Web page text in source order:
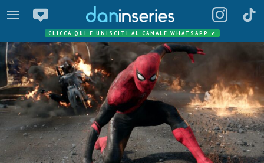
CLICCA QUI E UNISCITI AL CANALE WHATSAPP ✔